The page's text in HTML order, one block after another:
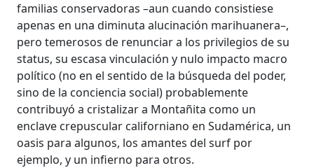
familias conservadoras –aun cuando consistiese
apenas en una diminuta alucinación marihuanera–,
pero temerosos de renunciar a los privilegios de su
status, su escasa vinculación y nulo impacto macro
político (no en el sentido de la búsqueda del poder,
sino de la conciencia social) probablemente
contribuyó a cristalizar a Montañita como un
enclave crepuscular californiano en Sudamérica, un
oasis para algunos, los amantes del surf por
ejemplo, y un infierno para otros.